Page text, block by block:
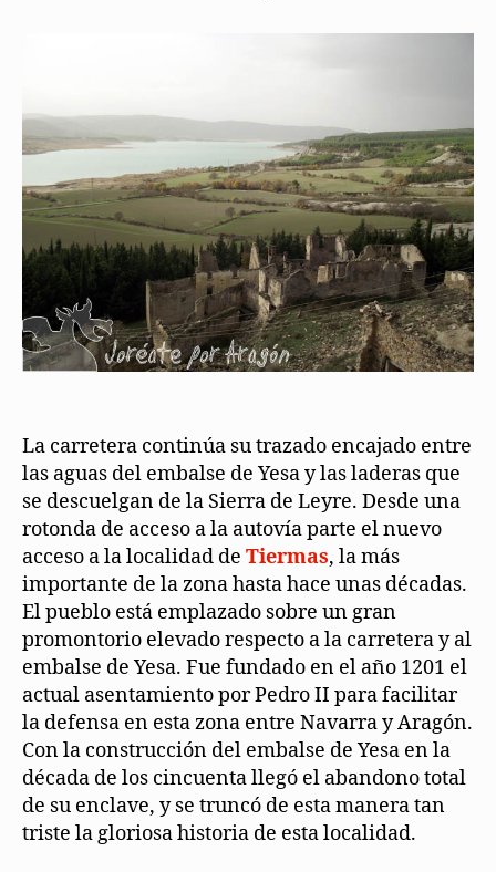
La carretera continúa su trazado encajado entre
las aguas del embalse de Yesa y las laderas que
se descuelgan de la Sierra de Leyre. Desde una
rotonda de acceso a la autovía parte el nuevo
acceso a la localidad de Tiermas, la más
importante de la zona hasta hace unas décadas.
El pueblo está emplazado sobre un gran
promontorio elevado respecto a la carretera y al
embalse de Yesa. Fue fundado en el año 1201 el
actual asentamiento por Pedro II para facilitar
la defensa en esta zona entre Navarra y Aragón.
Con la construcción del embalse de Yesa en la
década de los cincuenta llegó el abandono total
de su enclave, y se truncó de esta manera tan
triste la gloriosa historia de esta localidad.